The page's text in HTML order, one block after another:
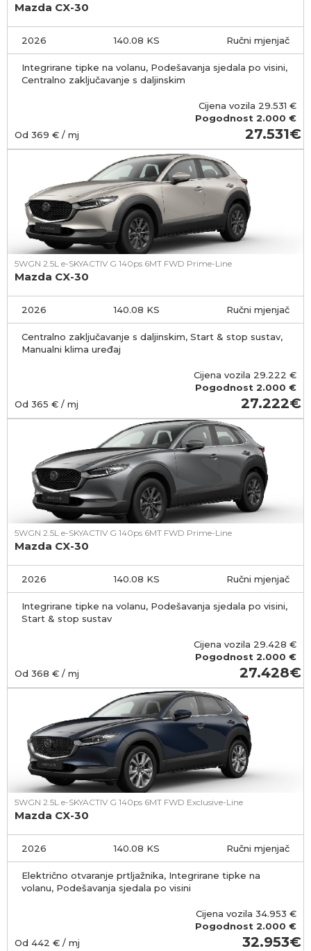
Mazda CX-30
2026 140.08 KS Ručni mjenjač
Integrirane tipke na volanu, Podešavanja sjedala po visini,
Centralno zaključavanje s daljinskim
Cijena vozila 29.531 €
Pogodnost 2.000 €
Od 369 € / mj 27.531
5WGN 2.5L e-SKYACTIV G 140ps 6MT FWD Prime-Line
Mazda CX-30
2026 140.08 KS Ručni mjenjač
Centralno zaključavanje s daljinskim, Start & stop sustav,
Manualni klima uređaj
Cijena vozila 29.222 €
Pogodnost 2.000 €
Od 365 € / mj 27.222
5WGN 2.5L e-SKYACTIV G 140ps 6MT FWD Prime-Line
Mazda CX-30
2026 140.08 KS Ručni mjenjač
Integrirane tipke na volanu, Podešavanja sjedala po visini,
Start & stop sustav
Cijena vozila 29.428 €
Pogodnost 2.000 €
Od 368 € / mj 27.428
5WGN 2.5L e-SKYACTIV G 140ps 6MT FWD Exclusive-Line
Mazda CX-30
2026 140.08 KS Ručni mjenjač
Električno otvaranje prtljažnika, Integrirane tipke na
volanu, Podešavanja sjedala po visini
Cijena vozila 34.953 €
Pogodnost 2.000 €
Od 442 € / mj 32.953